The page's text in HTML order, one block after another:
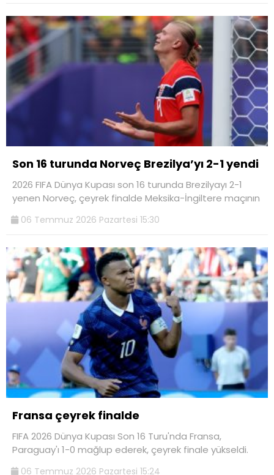
Son 16 turunda Norveç Brezilya’yı 2-1 yendi
2026 FIFA Dünya Kupası son 16 turunda Brezilyayı 2-1
yenen Norveç, çeyrek finalde Meksika-İngiltere maçının
06 Temmuz 2026 Pazartesi 15:30
Fransa çeyrek finalde
FIFA 2026 Dünya Kupası Son 16 Turu'nda Fransa,
Paraguay'ı 1-0 mağlup ederek, çeyrek finale yükseldi.
06 Temmuz 2026 Pazartesi 15:24